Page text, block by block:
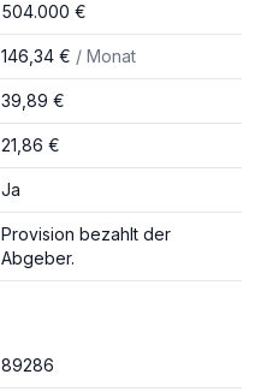
504.000 €
146,34 € / Monat
39,89 €
21,86 €
Ja
Provision bezahlt der
Abgeber.
89286